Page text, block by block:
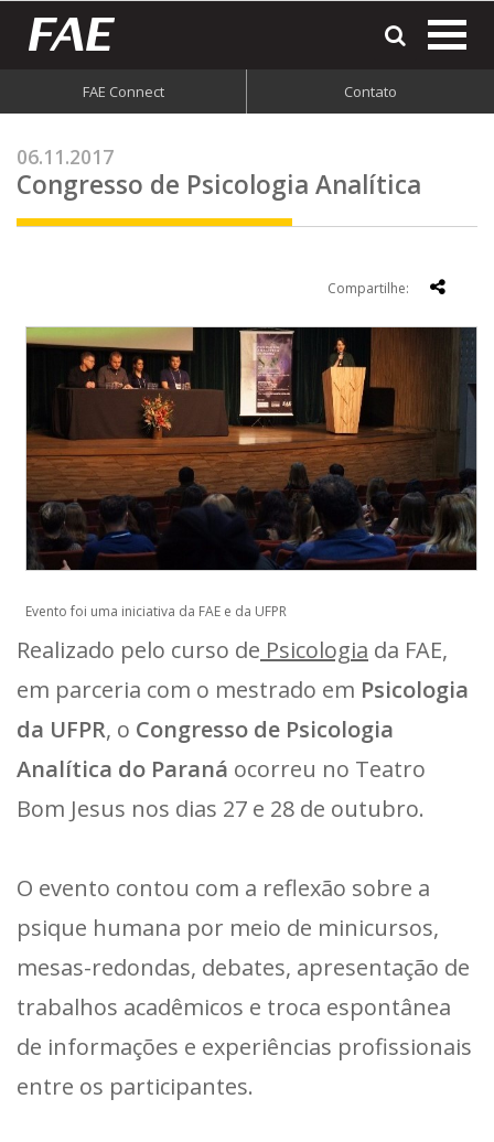
FAE Connect Contato
06.11.2017
Congresso de Psicologia Analítica
Compartilhe:
Evento foi uma iniciativa da FAE e da UFPR
Realizado pelo curso de Psicologia da FAE,
em parceria com o mestrado em Psicologia
da UFPR, o Congresso de Psicologia
Analítica do Paraná ocorreu no Teatro
Bom Jesus nos dias 27 e 28 de outubro.
O evento contou com a reflexão sobre a
psique humana por meio de minicursos,
mesas-redondas, debates, apresentação de
trabalhos acadêmicos e troca espontânea
de informações e experiências profissionais
entre os participantes.